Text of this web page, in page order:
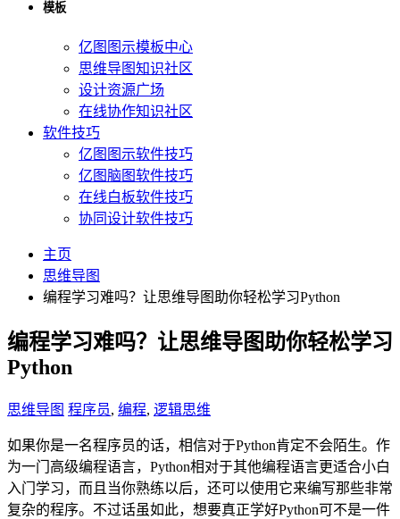
模板
亿图图示模板中心
思维导图知识社区
设计资源广场
在线协作知识社区
软件技巧
亿图图示软件技巧
亿图脑图软件技巧
在线白板软件技巧
协同设计软件技巧
主页
思维导图
编程学习难吗？让思维导图助你轻松学习Python
编程学习难吗？让思维导图助你轻松学习
Python
思维导图 程序员, 编程, 逻辑思维
如果你是一名程序员的话，相信对于Python肯定不会陌生。作
为一门高级编程语言，Python相对于其他编程语言更适合小白
入门学习，而且当你熟练以后，还可以使用它来编写那些非常
复杂的程序。不过话虽如此，想要真正学好Python可不是一件